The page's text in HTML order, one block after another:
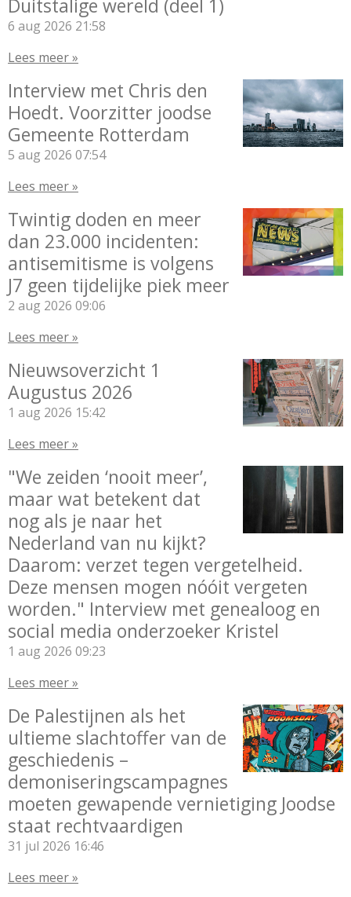
Duitstalige wereld (deel 1)
6 aug 2026 21:58
Lees meer »
Interview met Chris den
Hoedt. Voorzitter joodse
Gemeente Rotterdam
5 aug 2026 07:54
Lees meer »
Twintig doden en meer
dan 23.000 incidenten:
antisemitisme is volgens
J7 geen tijdelijke piek meer
2 aug 2026 09:06
Lees meer »
Nieuwsoverzicht 1
Augustus 2026
1 aug 2026 15:42
Lees meer »
"We zeiden ‘nooit meer’,
maar wat betekent dat
nog als je naar het
Nederland van nu kijkt?
Daarom: verzet tegen vergetelheid.
Deze mensen mogen nóóit vergeten
worden." Interview met genealoog en
social media onderzoeker Kristel
1 aug 2026 09:23
Lees meer »
De Palestijnen als het
ultieme slachtoffer van de
geschiedenis –
demoniseringscampagnes
moeten gewapende vernietiging Joodse
staat rechtvaardigen
31 jul 2026 16:46
Lees meer »